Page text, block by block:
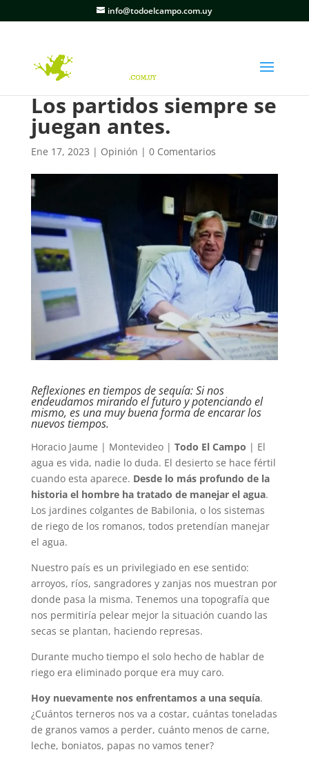
info@todoelcampo.com.uy
Los partidos siempre se
juegan antes.
Ene 17, 2023 | Opinión | 0 Comentarios
Reflexiones en tiempos de sequía: Si nos
endeudamos mirando el futuro y potenciando el
mismo, es una muy buena forma de encarar los
nuevos tiempos.
Horacio Jaume | Montevideo | Todo El Campo | El
agua es vida, nadie lo duda. El desierto se hace fértil
cuando esta aparece. Desde lo más profundo de la
historia el hombre ha tratado de manejar el agua.
Los jardines colgantes de Babilonia, o los sistemas
de riego de los romanos, todos pretendían manejar
el agua.
Nuestro país es un privilegiado en ese sentido:
arroyos, ríos, sangradores y zanjas nos muestran por
donde pasa la misma. Tenemos una topografía que
nos permitiría pelear mejor la situación cuando las
secas se plantan, haciendo represas.
Durante mucho tiempo el solo hecho de hablar de
riego era eliminado porque era muy caro.
Hoy nuevamente nos enfrentamos a una sequía.
¿Cuántos terneros nos va a costar, cuántas toneladas
de granos vamos a perder, cuánto menos de carne,
leche, boniatos, papas no vamos tener?